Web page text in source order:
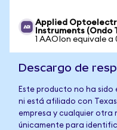
Applied
Instruments (Ondo
1 AAOIon equivale a
Descargo de
Este producto no ha
ni está afiliado con
empresa y cualquier otra
únicamente para